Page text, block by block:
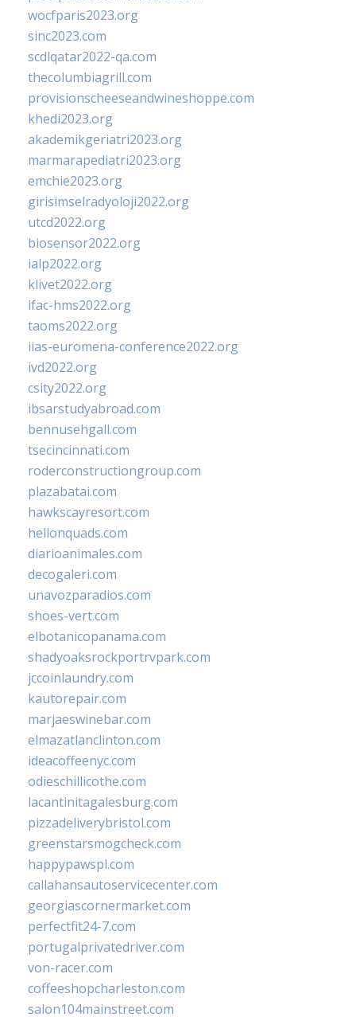
wocfparis2023.org
sinc2023.com
scdlqatar2022-qa.com
thecolumbiagrill.com
provisionscheeseandwineshoppe.com
khedi2023.org
akademikgeriatri2023.org
marmarapediatri2023.org
emchie2023.org
girisimselradyoloji2022.org
utcd2022.org
biosensor2022.org
ialp2022.org
klivet2022.org
ifac-hms2022.org
taoms2022.org
iias-euromena-conference2022.org
ivd2022.org
csity2022.org
ibsarstudyabroad.com
bennusehgall.com
tsecincinnati.com
roderconstructiongroup.com
plazabatai.com
hawkscayresort.com
hellonquads.com
diarioanimales.com
decogaleri.com
unavozparadios.com
shoes-vert.com
elbotanicopanama.com
shadyoaksrockportrvpark.com
jccoinlaundry.com
kautorepair.com
marjaeswinebar.com
elmazatlanclinton.com
ideacoffeenyc.com
odieschillicothe.com
lacantinitagalesburg.com
pizzadeliverybristol.com
greenstarsmogcheck.com
happypawspl.com
callahansautoservicecenter.com
georgiascornermarket.com
perfectfit24-7.com
portugalprivatedriver.com
von-racer.com
coffeeshopcharleston.com
salon104mainstreet.com